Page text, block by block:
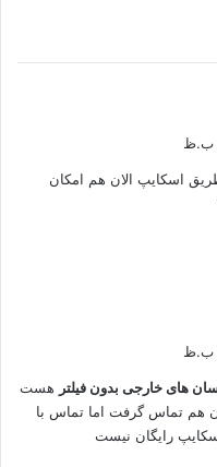
اسکایپ الان هم امکان
های خارجی بدون فیلتر هست
هم تماس گرفت اما تماس با
رایگان نیست